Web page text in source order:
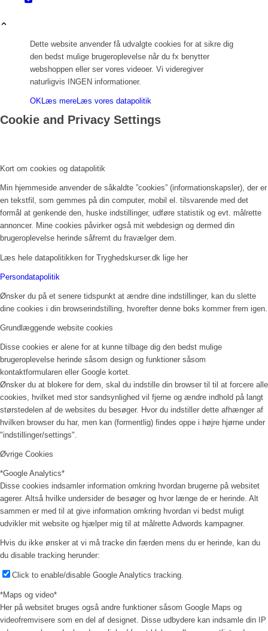
Dette website anvender få udvalgte cookies for at sikre dig
den bedst mulige brugeroplevelse når du fx benytter
webshoppen eller ser vores videoer. Vi videregiver
naturligvis INGEN informationer.
OKLæs mereLæs vores datapolitik
Cookie and Privacy Settings
Kort om cookies og datapolitik
Min hjemmeside anvender de såkaldte ”cookies” (informationskapsler), der er
en tekstfil, som gemmes på din computer, mobil el. tilsvarende med det
formål at genkende den, huske indstillinger, udføre statistik og evt. målrette
annoncer. Mine cookies påvirker også mit webdesign og dermed din
brugeroplevelse herinde såfremt du fravælger dem.
Læs hele datapolitikken for Tryghedskurser.dk lige her
Persondatapolitik
Ønsker du på et senere tidspunkt at ændre dine indstillinger, kan du slette
dine cookies i din browserindstilling, hvorefter denne boks kommer frem igen.
Grundlæggende website cookies
Disse cookies er alene for at kunne tilbage dig den bedst mulige
brugeroplevelse herinde såsom design og funktioner såsom
kontaktformularen eller Google kortet.
Ønsker du at blokere for dem, skal du indstille din browser til til at forcere alle
cookies, hvilket med stor sandsynlighed vil fjerne og ændre indhold på langt
størstedelen af de websites du besøger. Hvor du indstiller dette afhænger af
hvilken browser du har, men kan (formentlig) findes oppe i højre hjørne under
"indstillinger/settings".
Øvrige Cookies
*Google Analytics*
Disse cookies indsamler information omkring hvordan brugerne på websitet
agerer. Altså hvilke undersider de besøger og hvor længe de er herinde. Alt
sammen er med til at give information omkring hvordan vi bedst muligt
udvikler mit website og hjælper mig til at målrette Adwords kampagner.
Hvis du ikke ønsker at vi må tracke din færden mens du er herinde, kan du
du disable tracking herunder:
Click to enable/disable Google Analytics tracking.
*Maps og video*
Her på websitet bruges også andre funktioner såsom Google Maps og
videofremvisere som en del af designet. Disse udbydere kan indsamle din IP